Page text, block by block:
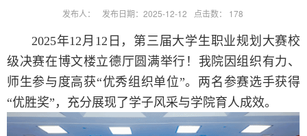
发布人： 发布日期：2025-12-12 点击数： 178
2025年12月12日，第三届大学生职业规划大赛校
级决赛在博文楼立德厅圆满举行！我院因组织有力、
师生参与度高获“优秀组织单位”。两名参赛选手获得
“优胜奖”，充分展现了学子风采与学院育人成效。